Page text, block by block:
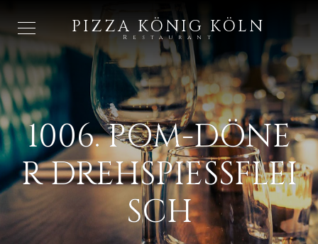
PIZZA KÖNIG KÖLN
Restaurant
1006. POM-DÖNE
R DREHSPIESSFLEIS
CH